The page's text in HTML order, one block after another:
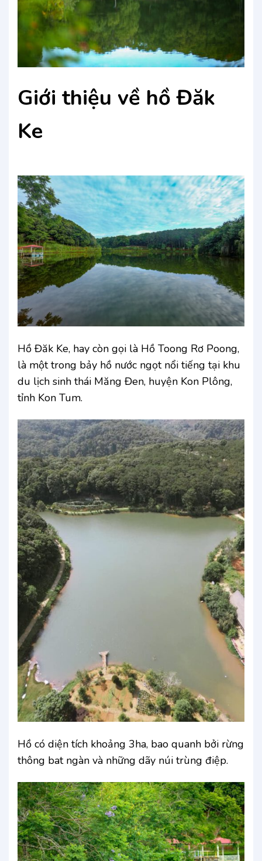
Giới thiệu về hồ Đăk
Ke
Hồ Đăk Ke, hay còn gọi là Hồ Toong Rơ Poong,
là một trong bảy hồ nước ngọt nổi tiếng tại khu
du lịch sinh thái Măng Đen, huyện Kon Plông,
tỉnh Kon Tum.
Hồ có diện tích khoảng 3ha, bao quanh bởi rừng
thông bat ngàn và những dãy núi trùng điệp.